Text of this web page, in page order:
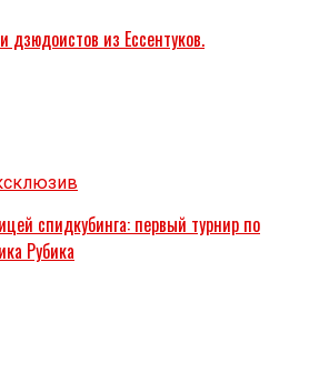
дзюдоистов из Ессентуков.
спидкубинга: первый турнир по
Рубика